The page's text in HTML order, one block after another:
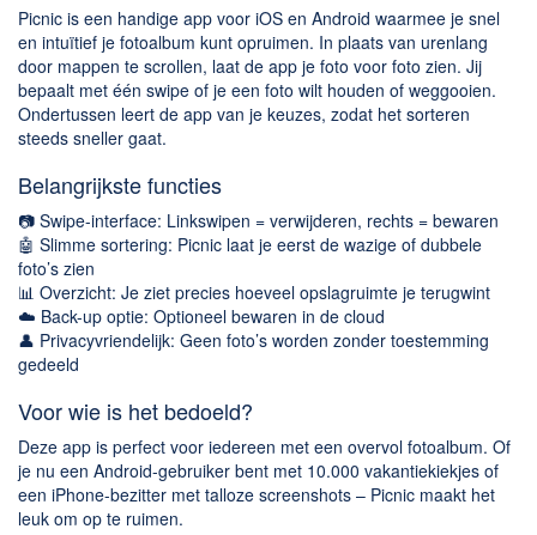
Picnic is een handige app voor iOS en Android waarmee je snel
en intuïtief je fotoalbum kunt opruimen. In plaats van urenlang
door mappen te scrollen, laat de app je foto voor foto zien. Jij
bepaalt met één swipe of je een foto wilt houden of weggooien.
Ondertussen leert de app van je keuzes, zodat het sorteren
steeds sneller gaat.
Belangrijkste functies
📷 Swipe-interface: Linkswipen = verwijderen, rechts = bewaren
🤖 Slimme sortering: Picnic laat je eerst de wazige of dubbele
foto’s zien
📊 Overzicht: Je ziet precies hoeveel opslagruimte je terugwint
☁️ Back-up optie: Optioneel bewaren in de cloud
👤 Privacyvriendelijk: Geen foto’s worden zonder toestemming
gedeeld
Voor wie is het bedoeld?
Deze app is perfect voor iedereen met een overvol fotoalbum. Of
je nu een Android-gebruiker bent met 10.000 vakantiekiekjes of
een iPhone-bezitter met talloze screenshots – Picnic maakt het
leuk om op te ruimen.